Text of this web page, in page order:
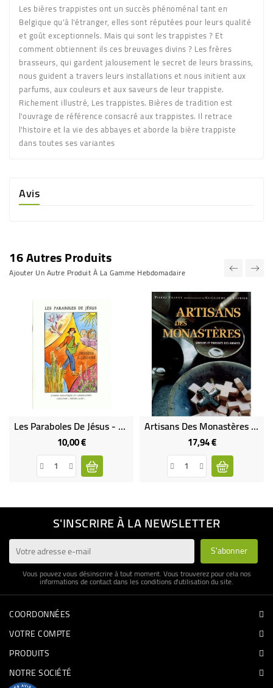
Les bières trappistes ont un succès phénoménal tant en
Belgique qu'à l'étranger, elles sont réputées pour leurs qualité
et goût exceptionnels. Mais qui sont les trappistes ? Et
comment obtiennent ils ces breuvages divins ? Les frères
brasseurs, qui gardent jalousement le secret de leurs brassins,
nous guident a travers leurs installations et nous initient aux
parfums, aux couleurs et aux saveurs de leur trappiste.
Richement illustré, Les trappistes. Bières de tradition est
l'ouvrage de référence consacré aux trappistes. Il retrace
l'histoire et la vie des abbayes et aborde la bière trappiste
dans toutes ses variantes
Avis
16 Autres Produits
Ajouter Un Autre Produit À La Gamme Hebdomadaire
Les Paraboles De Jésus - Dessins À Colorier
10,00 €Prix
Artisans Des Monastères (Occasion)
17,94 €Prix
S'INSCRIRE À LA NEWSLETTER
Vous pouvez vous désinscrire à tout moment. Vous trouverez pour cela nos
informations de contact dans les conditions d'utilisation du site.
COORDONNÉES
VOTRE COMPTE
PRODUITS
NOTRE SOCIÉTÉ